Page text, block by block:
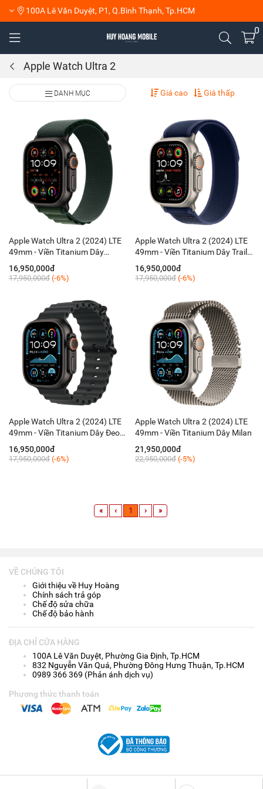
100A Lê Văn Duyệt, P1, Q.Bình Thạnh, Tp.HCM
0
Apple Watch Ultra 2
DANH MỤC Giá cao Giá thấp
Apple Watch Ultra 2 (2024) LTE
49mm - Viền Titanium Dây
16,950,000đ
17,950,000đ (-6%)
Apple Watch Ultra 2 (2024) LTE
49mm - Viền Titanium Dây Trail
16,950,000đ
17,950,000đ (-6%)
Apple Watch Ultra 2 (2024) LTE
49mm - Viền Titanium Dây Đeo
16,950,000đ
17,950,000đ (-6%)
Apple Watch Ultra 2 (2024) LTE
49mm - Viền Titanium Dây Milan
21,950,000đ
22,950,000đ (-5%)
« ‹ 1 › »
VỀ CHÚNG TÔI
Giới thiệu về Huy Hoàng
Chính sách trả góp
Chế độ sửa chữa
Chế độ bảo hành
ĐỊA CHỈ CỬA HÀNG
100A Lê Văn Duyệt, Phường Gia Định, Tp.HCM
832 Nguyễn Văn Quá, Phường Đông Hưng Thuận, Tp.HCM
0989 366 369 (Phản ánh dịch vụ)
Phương thức thanh toán